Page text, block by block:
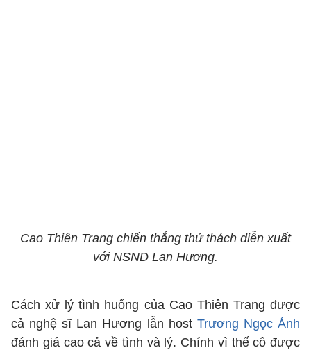
Cao Thiên Trang chiến thắng thử thách diễn xuất
với NSND Lan Hương.
Cách xử lý tình huống của Cao Thiên Trang được
cả nghệ sĩ Lan Hương lẫn host Trương Ngọc Ánh
đánh giá cao cả về tình và lý. Chính vì thế cô được